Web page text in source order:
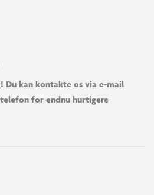
kan kontakte os via e-mail
for endnu hurtigere